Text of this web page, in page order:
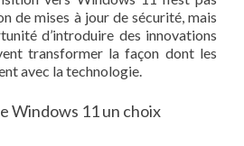
de mises à jour de sécurité, mais
d’introduire des innovations
transformer la façon dont les
avec la technologie.
Windows 11 un choix